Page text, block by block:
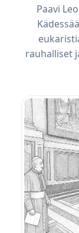
Paavi
rauhalliset